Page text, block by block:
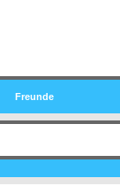
Freunde